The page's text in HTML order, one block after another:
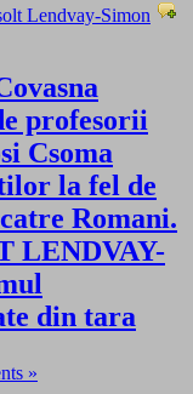
Lendvay-Simon
profesorii
Csoma
la fel de
Romani.
LENDVAY-
din tara
»